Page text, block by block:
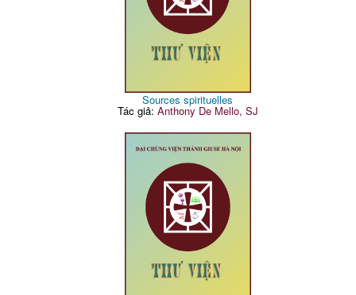
Sources spirituelles
Tác giả: Anthony De Mello, SJ